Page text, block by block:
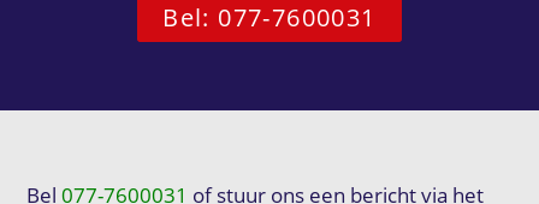
Bel: 077-7600031
Bel077-7600031 of stuur ons een bericht via het